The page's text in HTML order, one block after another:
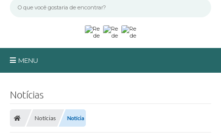
MENU
Notícias
Notícias Notícia